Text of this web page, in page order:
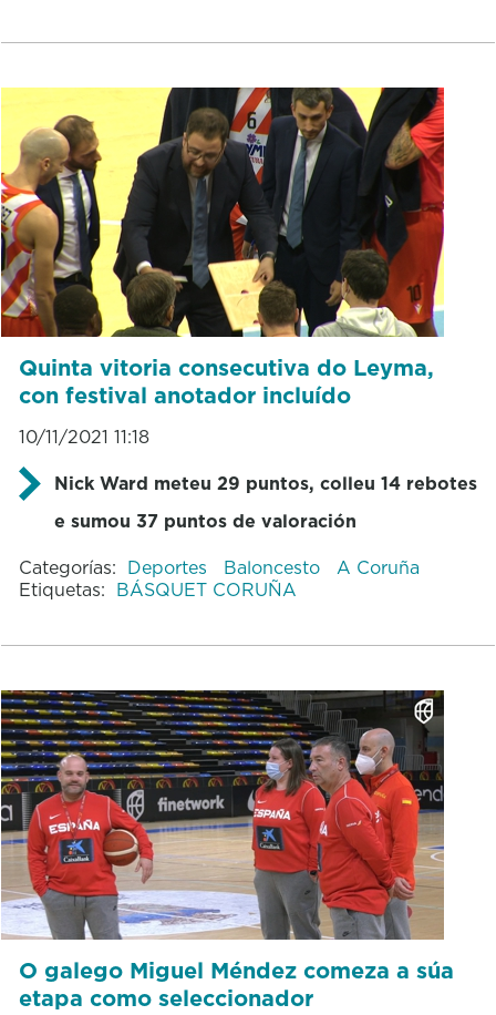
Quinta vitoria consecutiva do Leyma,
con festival anotador incluído
10/11/2021 11:18
Nick Ward meteu 29 puntos, colleu 14 rebotes
e sumou 37 puntos de valoración
Categorías: Deportes Baloncesto
A Coruña
Etiquetas: BÁSQUET CORUÑA
O galego Miguel Méndez comeza a súa
etapa como seleccionador